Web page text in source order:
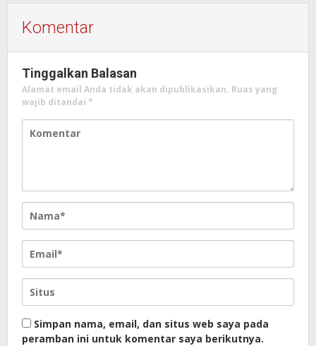
Komentar
Tinggalkan Balasan
Alamat email Anda tidak akan dipublikasikan. Ruas yang
wajib ditandai *
Simpan nama, email, dan situs web saya pada
peramban ini untuk komentar saya berikutnya.